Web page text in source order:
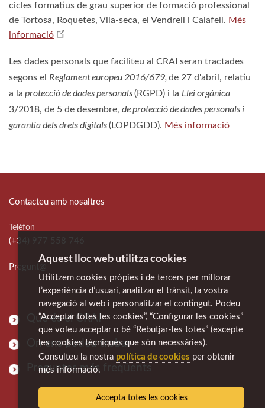
cicles formatius de grau superior de formació professional
de Tortosa, Roquetes, Vila-seca, el Vendrell i Calafell. Més
informació
Les dades personals que faciliteu al CRAI seran tractades
segons el Reglament europeu 2016/679, de 27 d'abril, relatiu
a la protecció de dades personals(RGPD) i la Llei orgànica
3/2018, de 5 de desembre, de protecció de dades personals i
garantia dels drets digitals(LOPDGDD). Més informació
Contacteu amb nosaltres
Telèfon
(+34) 977 558 746
Pregunt@
Què és el CRAI
On ens podeu trobar
Preguntes més freqüents
Aquest lloc web utilitza cookies
Utilitzem cookies pròpies i de tercers per millorar
l’experiència d’usuari, analitzar el trànsit, la vostra
navegació al web i personalitzar el contingut. Podeu
“Acceptar totes les cookies”, “Configurar les cookies”
que voleu acceptar o bé “Rebutjar-les totes” (excepte
les cookies tècniques que són necessàries).
Consulteu la nostra política de cookies per obtenir
més informació.
Accepta totes les cookies